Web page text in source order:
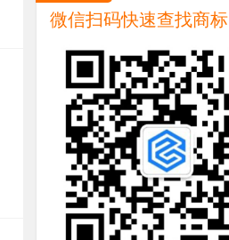
微信扫码快速查找商标